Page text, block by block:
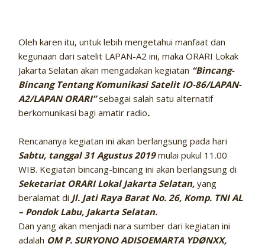
Oleh karen itu, untuk lebih mengetahui manfaat dan
kegunaan dari satelit LAPAN-A2 ini, maka ORARI Lokak
Jakarta Selatan akan mengadakan kegiatan “Bincang-
Bincang Tentang Komunikasi Satelit IO-86/LAPAN-
A2/LAPAN ORARI”sebagai salah satu alternatif
berkomunikasi bagi amatir radio.
Rencananya kegiatan ini akan berlangsung pada hari
Sabtu, tanggal 31 Agustus 2019mulai pukul 11.00
WIB. Kegiatan bincang-bincang ini akan berlangsung di
Seketariat ORARI Lokal Jakarta Selatan,yang
beralamat di Jl. Jati Raya Barat No. 26, Komp. TNI AL
– Pondok Labu, Jakarta Selatan.
Dan yang akan menjadi nara sumber dari kegiatan ini
adalah OM P. SURYONO ADISOEMARTA YDØNXX,